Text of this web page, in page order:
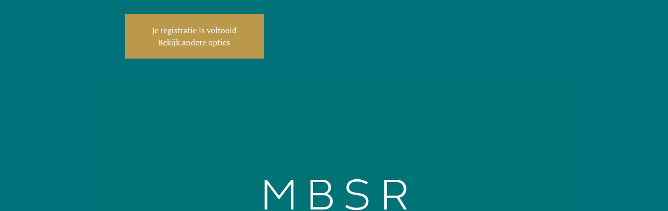
Je registratie is voltooid
Bekijk andere opties